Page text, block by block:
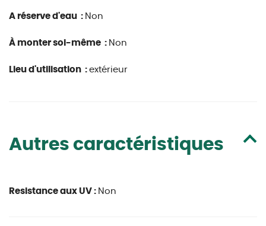
A réserve d'eau : Non
À monter soi-même : Non
Lieu d'utilisation : extérieur
Autres caractéristiques
Resistance aux UV : Non